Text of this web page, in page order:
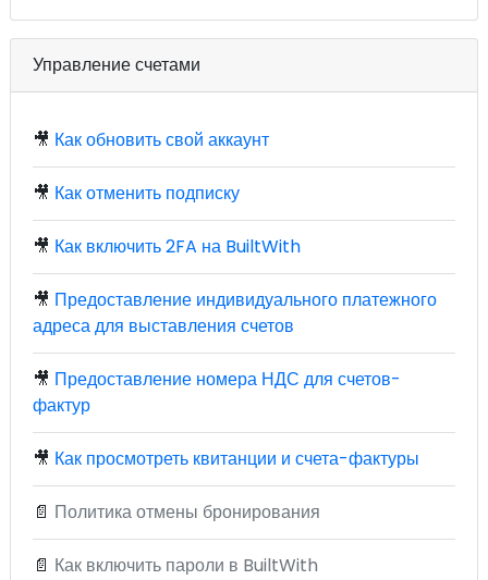
Управление счетами
🎥 Как обновить свой аккаунт
🎥 Как отменить подписку
🎥 Как включить 2FA на BuiltWith
🎥 Предоставление индивидуального платежного
адреса для выставления счетов
🎥 Предоставление номера НДС для счетов-
фактур
🎥 Как просмотреть квитанции и счета-фактуры
📄 Политика отмены бронирования
📄 Как включить пароли в BuiltWith